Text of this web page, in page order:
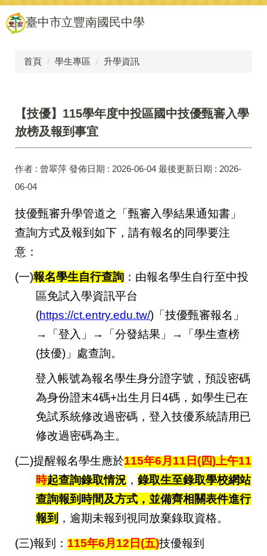
跳
到
主
臺中市立豐南國民中學
首頁 學生專區 升學資訊
【技優】115學年度中投區國中技優甄審入學
放榜及報到事宜
作者 : 曾翠萍 發佈日期 : 2026-06-04 最後更新日期 : 2026-
06-04
技優甄審升學管道之「甄審入學結果通知書」
查詢方式及報到如下，請有報名的同學要注
意：
(一)報名學生自行查詢 ：由報名學生自行至中投
區免試入學資訊平台
(https://ct.entry.edu.tw/) 「技優甄審報名」
→「登入」→「分發結果」→「學生查榜
(技優)」處查詢。
登入帳號為報名學生身分證字號，預設密碼
為身份證末4碼+出生月日4碼，如學生已在
免試系統修改過密碼，登入技優系統請用已
修改過密碼為主。
(二)提醒報名學生應於115年6月11日(四)上午11
時起查詢錄取情況 ， 錄取生至錄取學校網站
查詢報到時間及方式，並備齊相關表件進行
報到 ，逾期未報到視同放棄錄取資格。
(三)報到： 115年6月12日(五)技優報到